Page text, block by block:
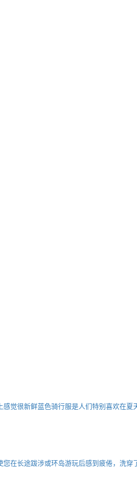
觉很新鲜蓝色骑行服是人们特别喜欢在
在长途跋涉或环岛游玩后感到疲倦，洗